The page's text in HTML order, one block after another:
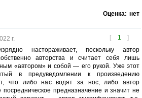
Оценка: нет
[ 1 ]
г.
настораживает, поскольку автор
авторства и считает себя лишь
«автором» и собой — его рукой. Уже этот
в предуведомлении к произведению
что либо нас водят за нос, либо автор
посредническое предназначение и значит не